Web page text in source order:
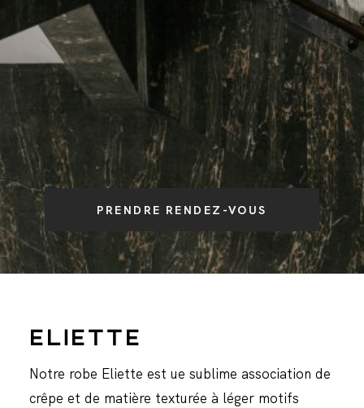
PRENDRE RENDEZ-VOUS
ELIETTE
Notre robe Eliette est ue sublime association de
crêpe et de matière texturée à léger motifs